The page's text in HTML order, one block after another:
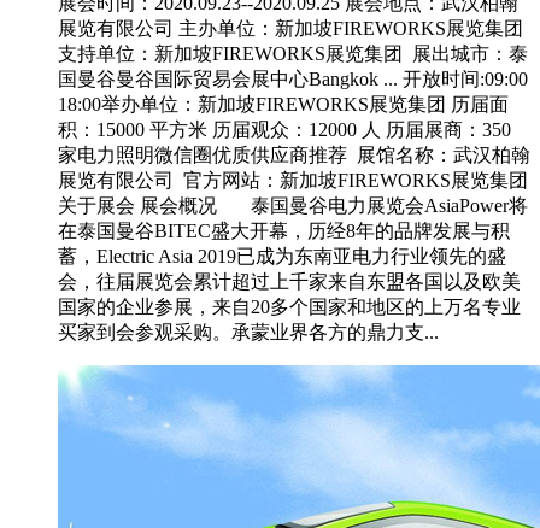
展览有限公司 主办单位：新加坡FIREWORKS展览集团
支持单位：新加坡FIREWORKS展览集团 展出城市：泰
国曼谷曼谷国际贸易会展中心Bangkok ... 开放时间:09:00
18:00举办单位：新加坡FIREWORKS展览集团 历届面
积：15000 平方米 历届观众：12000 人 历届展商：350
家电力照明微信圈优质供应商推荐 展馆名称：武汉柏翰
展览有限公司 官方网站：新加坡FIREWORKS展览集团
关于展会 展会概况 泰国曼谷电力展览会AsiaPower将
在泰国曼谷BITEC盛大开幕，历经8年的品牌发展与积
蓄，Electric Asia 2019已成为东南亚电力行业领先的盛
会，往届展览会累计超过上千家来自东盟各国以及欧美
国家的企业参展，来自20多个国家和地区的上万名专业
买家到会参观采购。承蒙业界各方的鼎力支...